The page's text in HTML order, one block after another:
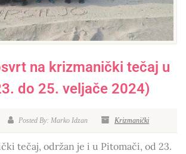
na krizmanički tečaj u
do 25. veljače 2024)
Posted By: Marko Idzan Krizmanički
tečaj, održan je i u Pitomači, od 23.